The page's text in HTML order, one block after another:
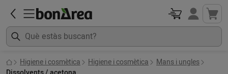
Higiene i cosmètica Higiene i cosmètica
Mans i ungles